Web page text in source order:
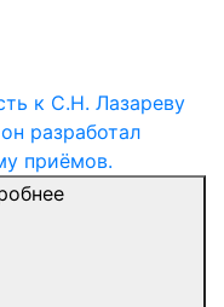
к С.Н. Лазареву
разработал
приёмов.
Узнать подробнее